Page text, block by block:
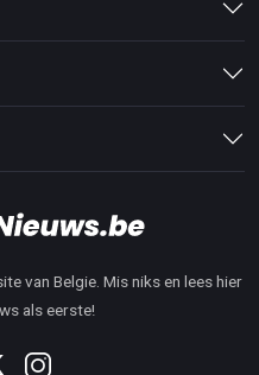
van Belgie. Mis niks en lees hier
als eerste!